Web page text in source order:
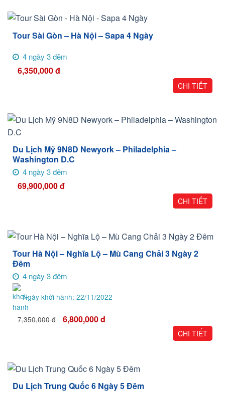
Tour Sài Gòn – Hà Nội – Sapa 4 Ngày
4 ngày 3 đêm
6,350,000đ
CHI TIẾT
Du Lịch Mỹ 9N8D Newyork – Philadelphia –
Washington D.C
4 ngày 3 đêm
69,900,000đ
CHI TIẾT
Tour Hà Nội – Nghĩa Lộ – Mù Cang Chải 3 Ngày 2
Đêm
4 ngày 3 đêm
Ngày khởi hành: 22/11/2022
7,350,000đ 6,800,000đ
CHI TIẾT
Du Lịch Trung Quốc 6 Ngày 5 Đêm